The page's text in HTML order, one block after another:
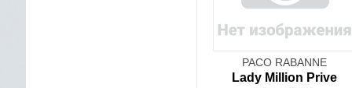
PACO RABANNE
Lady Million Prive